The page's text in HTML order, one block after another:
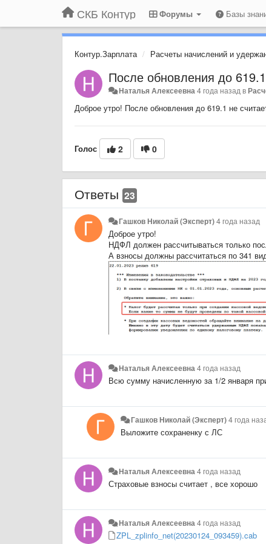
СКБ Контур Форумы Базы
Контур.Зарплата Расчеты начислений и
После обновления до
Наталья Алексеевна 4 года назад в
Доброе утро! После обновления до 619.1 не
Голос 2 0
Ответы 23
Гашков Николай (Эксперт)4 года назад
Доброе утро!
НДФЛ должен рассчитываться только
А взносы должны рассчитаться по 341
Наталья Алексеевна4 года назад
Всю сумму начисленную за 1/2 января
Гашков Николай (Эксперт)4 года
Выложите сохраненку с ЛС
Наталья Алексеевна4 года назад
Страховые взносы считает , все хорошо
Наталья Алексеевна4 года назад
ZPL_zplinfo_net(20230124_093459).cab